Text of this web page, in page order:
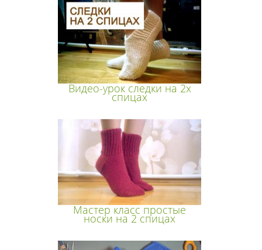
Видео-урок следки на 2х
спицах
Мастер класс простые
носки на 2 спицах